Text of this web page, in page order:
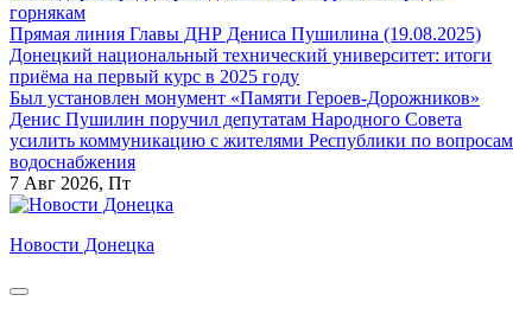
горнякам
Прямая линия Главы ДНР Дениса Пушилина (19.08.2025)
Донецкий национальный технический университет: итоги
приёма на первый курс в 2025 году
Был установлен монумент «Памяти Героев-Дорожников»
Денис Пушилин поручил депутатам Народного Совета
усилить коммуникацию с жителями Республики по вопросам
водоснабжения
7 Авг 2026, Пт
Новости Донецка